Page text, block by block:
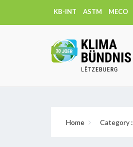
KB-INT ASTM MECO
Home Category :